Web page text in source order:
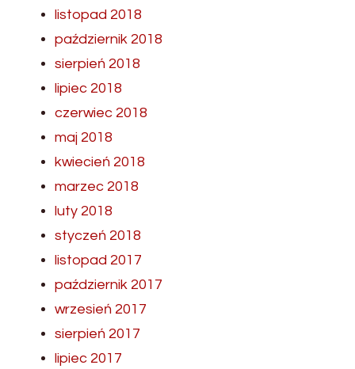
listopad 2018
październik 2018
sierpień 2018
lipiec 2018
czerwiec 2018
maj 2018
kwiecień 2018
marzec 2018
luty 2018
styczeń 2018
listopad 2017
październik 2017
wrzesień 2017
sierpień 2017
lipiec 2017